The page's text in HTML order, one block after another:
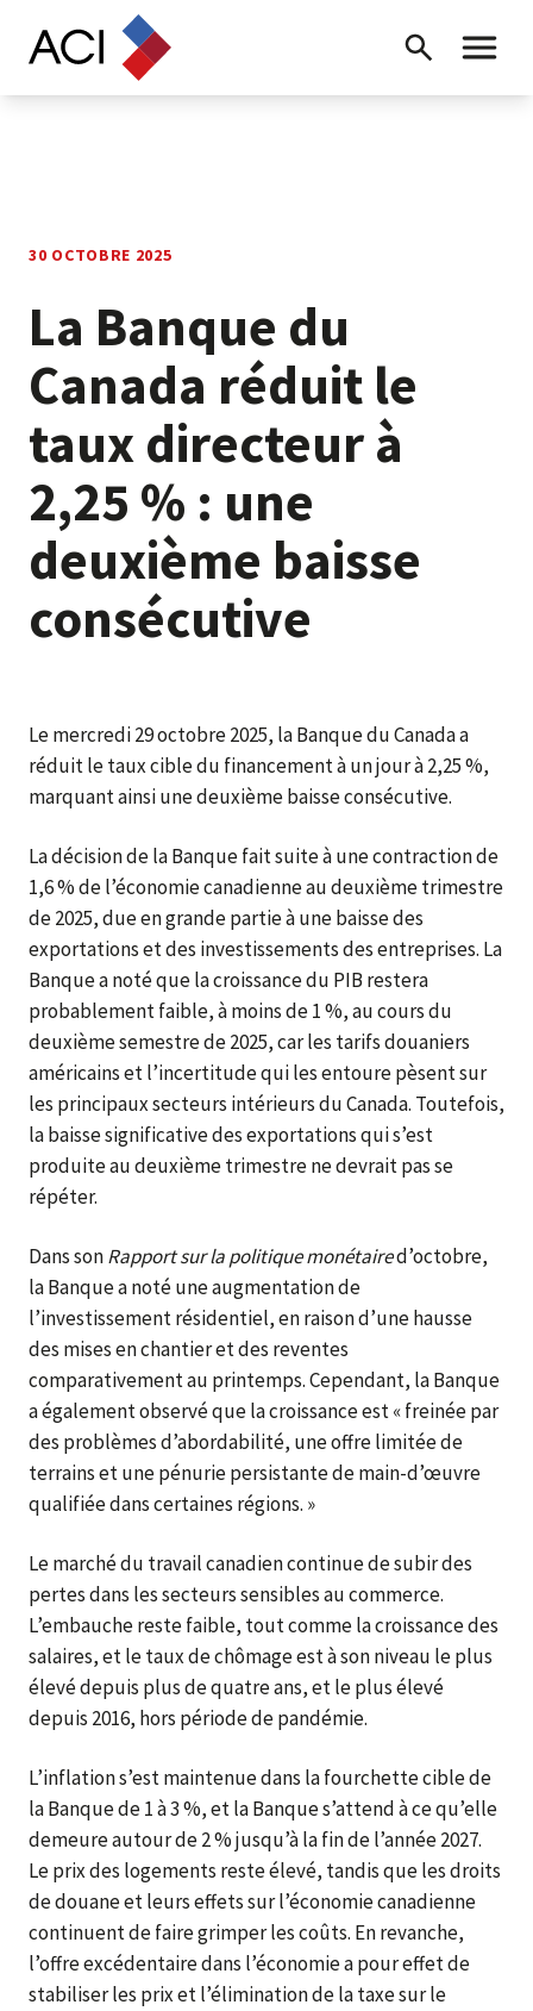
Skip to content
Recherche
Menu
30 OCTOBRE 2025
La Banque du
Canada réduit le
taux directeur à
2,25 % : une
deuxième baisse
consécutive
Le mercredi 29 octobre 2025, la Banque du Canada a
réduit le taux cible du financement à un jour à 2,25 %,
marquant ainsi une deuxième baisse consécutive.
La décision de la Banque fait suite à une contraction de
1,6 % de l’économie canadienne au deuxième trimestre
de 2025, due en grande partie à une baisse des
exportations et des investissements des entreprises. La
Banque a noté que la croissance du PIB restera
probablement faible, à moins de 1 %, au cours du
deuxième semestre de 2025, car les tarifs douaniers
américains et l’incertitude qui les entoure pèsent sur
les principaux secteurs intérieurs du Canada. Toutefois,
la baisse significative des exportations qui s’est
produite au deuxième trimestre ne devrait pas se
répéter.
Dans sonRapport sur la politique monétaired’octobre,
la Banque a noté une augmentation de
l’investissement résidentiel, en raison d’une hausse
des mises en chantier et des reventes
comparativement au printemps. Cependant, la Banque
a également observé que la croissance est « freinée par
des problèmes d’abordabilité, une offre limitée de
terrains et une pénurie persistante de main-d’œuvre
qualifiée dans certaines régions. »
Le marché du travail canadien continue de subir des
pertes dans les secteurs sensibles au commerce.
L’embauche reste faible, tout comme la croissance des
salaires, et le taux de chômage est à son niveau le plus
élevé depuis plus de quatre ans, et le plus élevé
depuis 2016, hors période de pandémie.
L’inflation s’est maintenue dans la fourchette cible de
la Banque de 1 à 3 %, et la Banque s’attend à ce qu’elle
demeure autour de 2 % jusqu’à la fin de l’année 2027.
Le prix des logements reste élevé, tandis que les droits
de douane et leurs effets sur l’économie canadienne
continuent de faire grimper les coûts. En revanche,
l’offre excédentaire dans l’économie a pour effet de
stabiliser les prix et l’élimination de la taxe sur le